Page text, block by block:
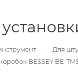
— Для
BESSEY BE-